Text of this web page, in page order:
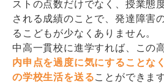
ストの点数だけでなく、授業態
される成績のことで、発達障害
るこどもが少なくありません。
中高一貫校に進学すれば、この
内申点を過度に気にすることな
の学校生活を送ることができま